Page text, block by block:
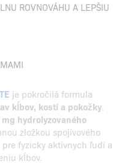
ROVNOVÁHU A LEPŠIU
je pokročilá formula
kĺbov, kostí a pokožky
hydrolyzovaného
zložkou spojivového
fyzicky aktívnych ľudí a
kĺbov.